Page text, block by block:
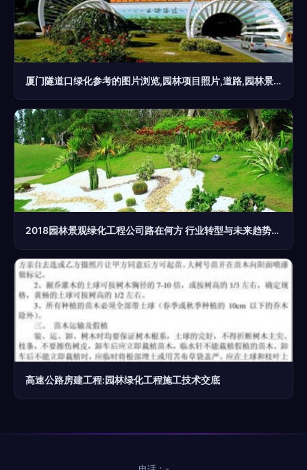
厦门隧道口绿化参考的图片浏览,园林项目照片,道路,园林景观设计施工图纸资料下载
2018园林景观绿化工程公司路在何方 行业转型与未来趋势深度解析
高速公路房建工程:园林绿化工程施工技术交底